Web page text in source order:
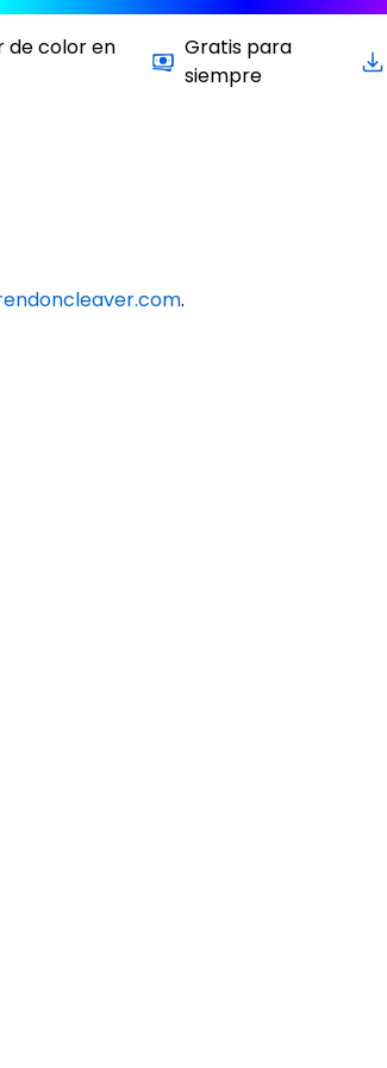
de color en
Gratis para
siempre
.